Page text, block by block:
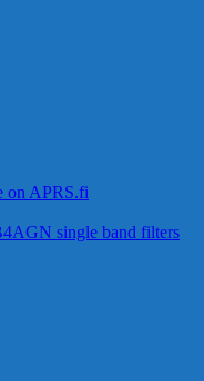
on APRS.fi
single band filters